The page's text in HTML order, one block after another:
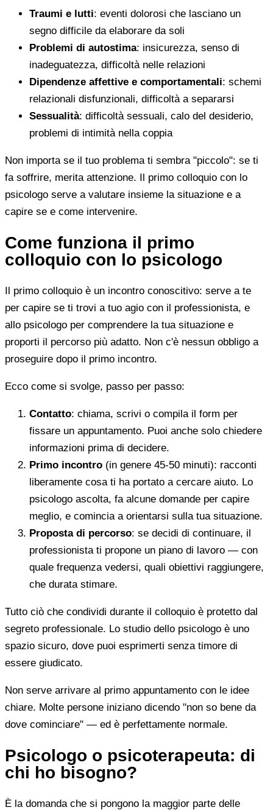
Traumi e lutti: eventi dolorosi che lasciano un
segno difficile da elaborare da soli
Problemi di autostima: insicurezza, senso di
inadeguatezza, difficoltà nelle relazioni
Dipendenze affettive e comportamentali: schemi
relazionali disfunzionali, difficoltà a separarsi
Sessualità: difficoltà sessuali, calo del desiderio,
problemi di intimità nella coppia
Non importa se il tuo problema ti sembra "piccolo": se ti
fa soffrire, merita attenzione. Il primo colloquio con lo
psicologo serve a valutare insieme la situazione e a
capire se e come intervenire.
Come funziona il primo
colloquio con lo psicologo
Il primo colloquio è un incontro conoscitivo: serve a te
per capire se ti trovi a tuo agio con il professionista, e
allo psicologo per comprendere la tua situazione e
proporti il percorso più adatto. Non c'è nessun obbligo a
proseguire dopo il primo incontro.
Ecco come si svolge, passo per passo:
Contatto: chiama, scrivi o compila il form per
fissare un appuntamento. Puoi anche solo chiedere
informazioni prima di decidere.
Primo incontro (in genere 45-50 minuti): racconti
liberamente cosa ti ha portato a cercare aiuto. Lo
psicologo ascolta, fa alcune domande per capire
meglio, e comincia a orientarsi sulla tua situazione.
Proposta di percorso: se decidi di continuare, il
professionista ti propone un piano di lavoro — con
quale frequenza vedersi, quali obiettivi raggiungere,
che durata stimare.
Tutto ciò che condividi durante il colloquio è protetto dal
segreto professionale. Lo studio dello psicologo è uno
spazio sicuro, dove puoi esprimerti senza timore di
essere giudicato.
Non serve arrivare al primo appuntamento con le idee
chiare. Molte persone iniziano dicendo "non so bene da
dove cominciare" — ed è perfettamente normale.
Psicologo o psicoterapeuta: di
chi ho bisogno?
È la domanda che si pongono la maggior parte delle